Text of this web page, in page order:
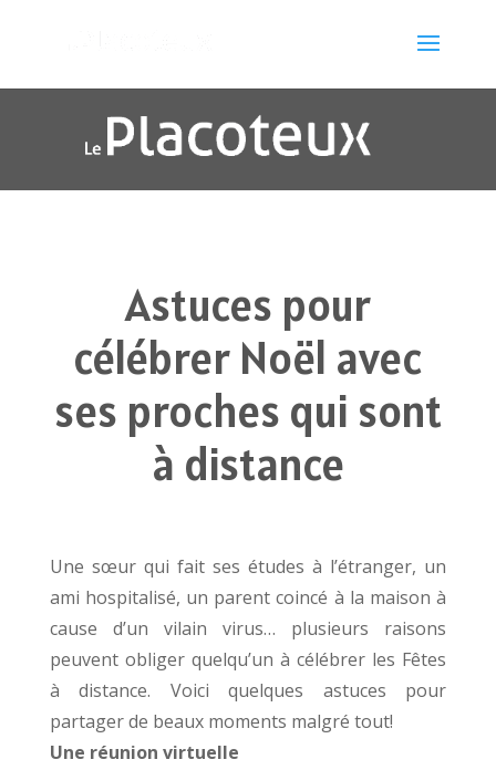
Astuces pour
célébrer Noël avec
ses proches qui sont
à distance
Une sœur qui fait ses études à l’étranger, un
ami hospitalisé, un parent coincé à la maison à
cause d’un vilain virus… plusieurs raisons
peuvent obliger quelqu’un à célébrer les Fêtes
à distance. Voici quelques astu­ces pour
partager de beaux moments malgré tout!
Une réunion virtuelle